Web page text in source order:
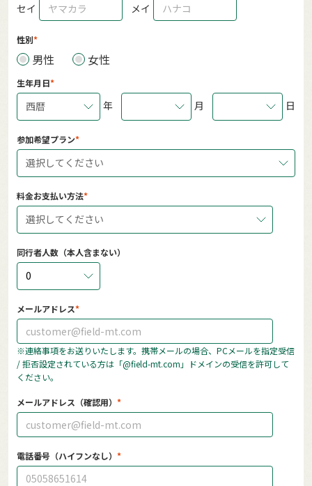
セイ メイ
性別
男性 女性
生年月日
西暦 年 月 日
参加希望プラン
選択してください
料金お支払い方法
選択してください
同行者人数（本人含まない）
0
メールアドレス
※連絡事項をお送りいたします。携帯メールの場合、PCメールを指定受信
/ 拒否設定されている方は「@field-mt.com」ドメインの受信を許可して
ください。
メールアドレス（確認用）
電話番号（ハイフンなし）